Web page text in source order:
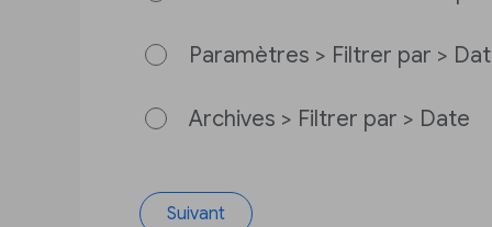
Paramètres > Filtrer par >
Archives > Filtrer par > Date
Suivant